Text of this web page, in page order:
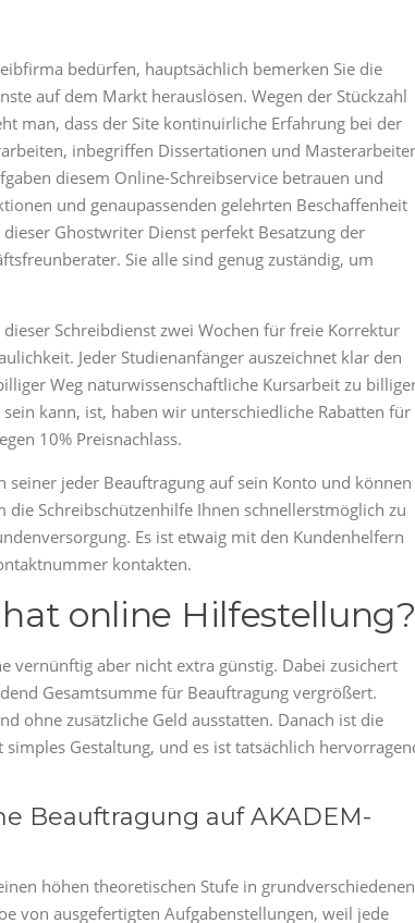
bedürfen, hauptsächlich bemerken Sie die
auf dem Markt herauslösen. Wegen der Stückzahl
man, dass der Site kontinuirliche Erfahrung bei der
inbegriffen Dissertationen und
diesem Online-Schreibservice betrauen und
und genaupassenden gelehrten Beschaffenheit
Ghostwriter Dienst perfekt Besatzung der
Sie alle sind genug zuständig, um
Schreibdienst zwei Wochen für freie Korrektur
Jeder Studienanfänger auszeichnet klar den
Weg naturwissenschaftliche Kursarbeit zu
kann, ist, haben wir unterschiedliche Rabatten für
10% Preisnachlass.
jeder Beauftragung auf sein Konto und können
Schreibschützenhilfe Ihnen schnellerstmöglich zu
Es ist etwaig mit den Kundenhelfern
kontakten.
online Hilfestellung?
vernünftig aber nicht extra günstig. Dabei zusichert
Gesamtsumme für Beauftragung vergrößert.
ohne zusätzliche Geld ausstatten. Danach ist die
Gestaltung, und es ist tatsächlich
Beauftragung auf AKADEM-
höhen theoretischen Stufe in grundverschiedenen
von ausgefertigten Aufgabenstellungen, weil jede